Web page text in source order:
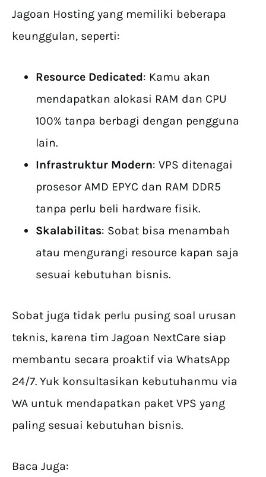
Jagoan Hosting yang memiliki beberapa
keunggulan, seperti:
Resource Dedicated: Kamu akan
mendapatkan alokasi RAM dan CPU
100% tanpa berbagi dengan pengguna
lain.
Infrastruktur Modern: VPS ditenagai
prosesor AMD EPYC dan RAM DDR5
tanpa perlu beli hardware fisik.
Skalabilitas: Sobat bisa menambah
atau mengurangi resource kapan saja
sesuai kebutuhan bisnis.
Sobat juga tidak perlu pusing soal urusan
teknis, karena tim Jagoan NextCare siap
membantu secara proaktif via WhatsApp
24/7. Yuk konsultasikan kebutuhanmu via
WA untuk mendapatkan paket VPS yang
paling sesuai kebutuhan bisnis.
Baca Juga: